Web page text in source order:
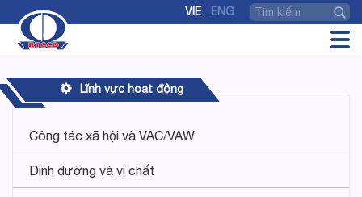
VIE ENG
Lĩnh vực hoạt động
Công tác xã hội và VAC/VAW
Dinh dưỡng và vi chất